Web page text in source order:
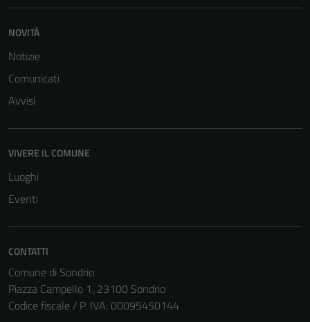
NOVITÀ
Notizie
Comunicati
Avvisi
VIVERE IL COMUNE
Luoghi
Eventi
CONTATTI
Comune di Sondrio
Piazza Campello 1, 23100 Sondrio
Codice fiscale / P. IVA: 00095450144